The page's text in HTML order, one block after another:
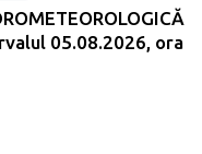
05.08.2026, ora